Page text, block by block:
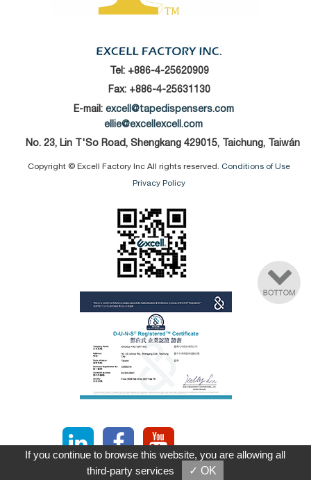
Tel: +886-4-25620909
Fax: +886-4-25631130
E-mail: excell@tapedispensers.com
ellie@excellexcell.com
No. 23, Lin T'So Road, Shengkang 429015, Taichung, Taiwán
Copyright © Excell Factory Inc All rights reserved. Conditions of Use
Privacy Policy
Followed us on
If you continue to browse this website, you are allowing all
third-party services
✓ OK